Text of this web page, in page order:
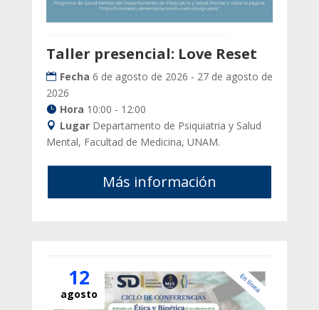
Taller presencial: Love Reset
Fecha 6 de agosto de 2026 - 27 de agosto de
2026
Hora 10:00 - 12:00
Lugar Departamento de Psiquiatria y Salud
Mental, Facultad de Medicina, UNAM.
Más información
12
agosto